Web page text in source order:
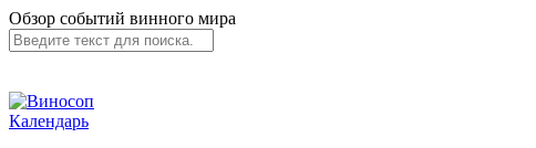
Обзор событий винного мира
Календарь